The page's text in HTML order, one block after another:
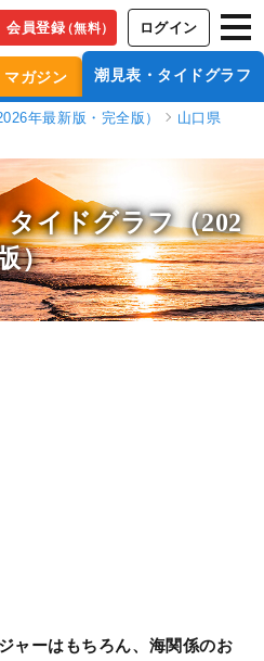
会員登録（無料） ログイン
マガジン 潮見表・タイドグラフ
年最新版・完全版）
山口県
タイドグラフ（202
）
ャーはもちろん、海関係のお